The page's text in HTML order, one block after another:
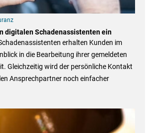
digitalen Schadenassistenten ein
erhalten Kunden im
in die Bearbeitung ihrer gemeldeten
Gleichzeitig wird der persönliche Kontakt
Ansprechpartner noch einfacher